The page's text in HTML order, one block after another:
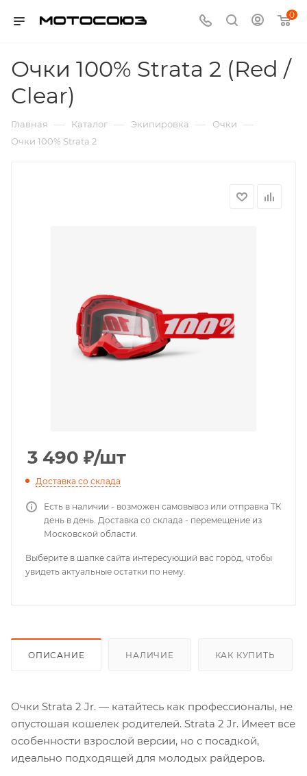
0
Очки 100% Strata 2 (Red /
Clear)
Главная — Каталог — Экипировка — Очки —
Очки 100% Strata 2
3 490 ₽/шт
Доставка со склада
Есть в наличии - возможен самовывоз или отправка ТК
день в день. Доставка со склада - перемещение из
Московской области.
Выберите в шапке сайта интересующий вас город, чтобы
увидеть актуальные остатки по нему.
ОПИСАНИЕ НАЛИЧИЕ КАК КУПИТЬ
Очки Strata 2 Jr. — катайтесь как профессионалы, не
опустошая кошелек родителей. Strata 2 Jr. Имеет все
особенности взрослой версии, но с посадкой,
идеально подходящей для молодых райдеров.